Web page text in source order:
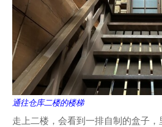
通往仓库二楼的楼梯
走上二楼，会看到一排自制的盒子